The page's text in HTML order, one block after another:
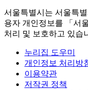
서울특별시는 서울특
용자 개인정보를 「서
처리 및 보호하고 있습
누리집 도우미
개인정보 처리방
이용약관
저작권 정책